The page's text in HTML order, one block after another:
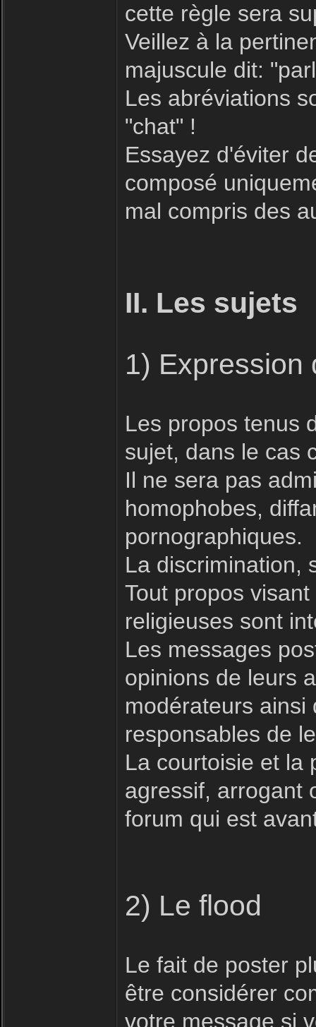
cette règle sera
Veillez à la
majuscule dit:
Les abréviations
"chat" !
Essayez d'éviter
composé
mal compris des
II. Les sujets
1) Expression
Les propos tenus
sujet, dans le cas
Il ne sera pas
homophobes,
pornographiques.
La discrimination,
Tout propos
religieuses sont
Les messages
opinions de leurs
modérateurs
responsables de
La courtoisie et la
agressif, arrogant
forum qui est
2) Le flood
Le fait de poster
être considérer
votre message si